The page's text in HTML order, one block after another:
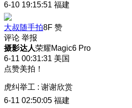
6-10 19:15:51 福建
大叔随手拍8F 赞
评论 举报
摄影达人荣耀Magic6 Pro
6-11 00:31:31 美国
点赞美拍！
虎纠举工 : 谢谢欣赏
6-11 02:50:05 福建